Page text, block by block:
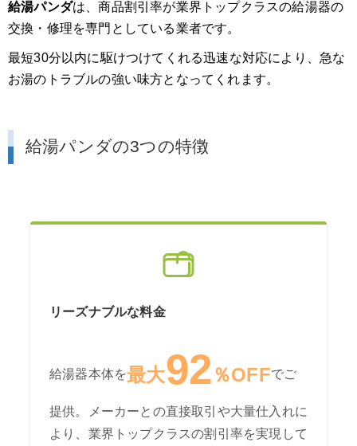
給湯パンダは、商品割引率が業界トップクラスの給湯器の
交換・修理を専門としている業者です。
最短30分以内に駆けつけてくれる迅速な対応により、急な
お湯のトラブルの強い味方となってくれます。
給湯パンダの3つの特徴
リーズナブルな料金
給湯器本体を最大92％OFFでご
提供。メーカーとの直接取引や大量仕入れに
より、業界トップクラスの割引率を実現して